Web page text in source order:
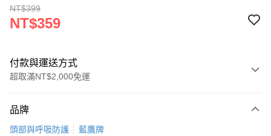
NT$399
NT$359
付款與運送方式
超取滿NT$2,000免運
信用卡一次付款
品牌
頭部與呼吸防護 藍鷹牌